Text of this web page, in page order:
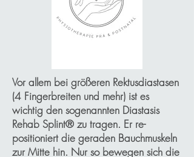
Vor allem bei größeren Rektusdiastasen
(4 Fingerbreiten und mehr) ist es
wichtig den sogenannten Diastasis
Rehab Splint® zu tragen. Er re-
positioniert die geraden Bauchmuskeln
zur Mitte hin. Nur so bewegen sich die